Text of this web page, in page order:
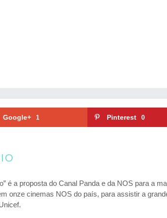
Google+ 1 Pinterest 0
é a proposta do Canal Panda e da NOS para a
onze cinemas NOS do país, para assistir a